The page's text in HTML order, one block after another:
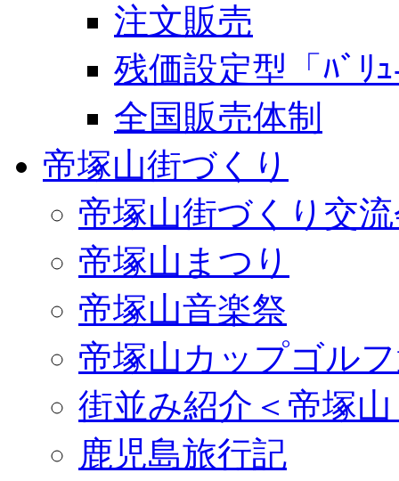
注文販売
残価設定型「ﾊﾞﾘ
全国販売体制
帝塚山街づくり
帝塚山街づくり交
帝塚山まつり
帝塚山音楽祭
帝塚山カップゴル
街並み紹介＜帝塚
鹿児島旅行記